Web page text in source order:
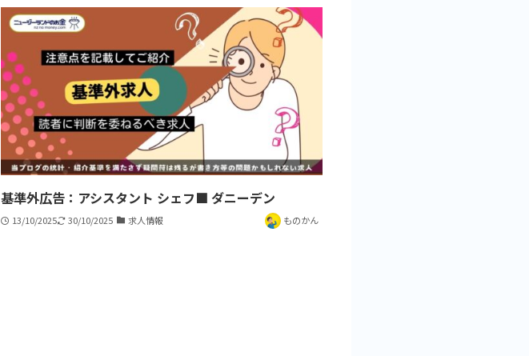
基準外広告：アシスタント シェフ■ ダニーデン
13/10/2025 30/10/2025 求人情報 ものかん